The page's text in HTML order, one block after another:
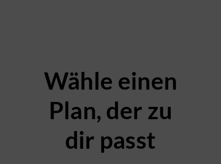
Wähle einen
Plan, der zu
dir passt